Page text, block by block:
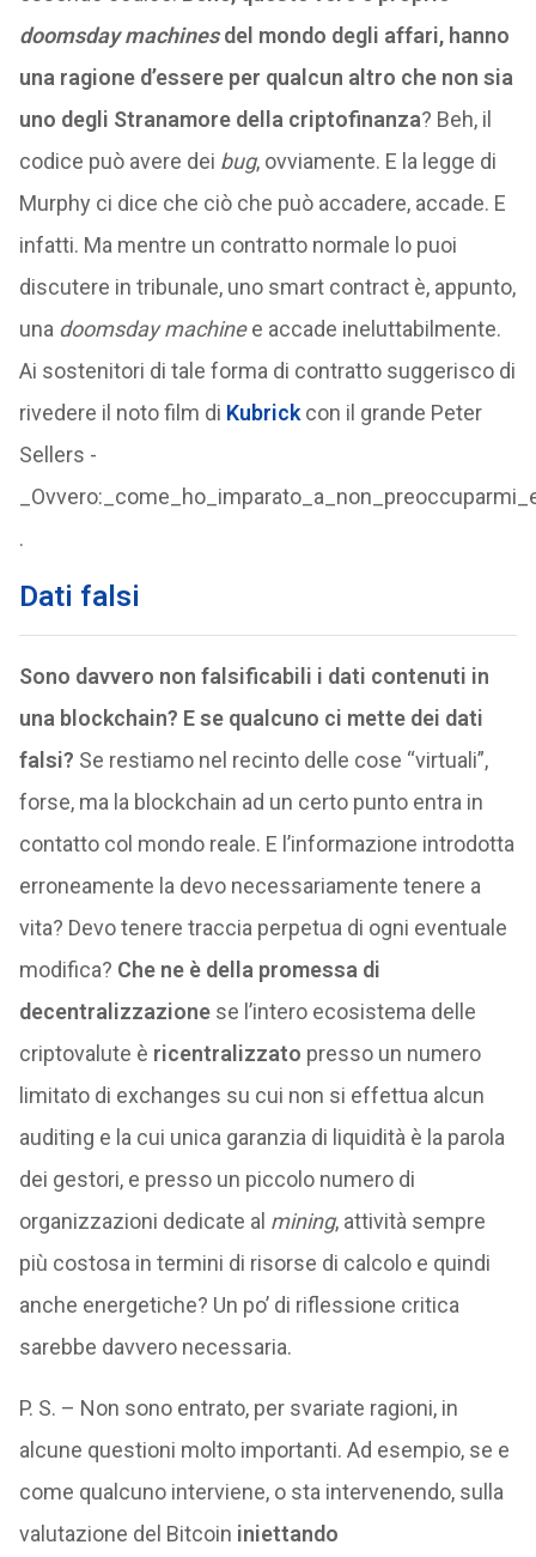
doomsday machinesdel mondo degli affari, hanno
una ragione d’essere per qualcun altro che non sia
uno degli Stranamore della criptofinanza? Beh, il
codice può avere dei bug, ovviamente. E la legge di
Murphy ci dice che ciò che può accadere, accade. E
infatti. Ma mentre un contratto normale lo puoi
discutere in tribunale, uno smart contract è, appunto,
una doomsday machinee accade ineluttabilmente.
Ai sostenitori di tale forma di contratto suggerisco di
rivedere il noto film di Kubrickcon il grande Peter
Sellers -
.
Dati falsi
Sono davvero non falsificabili i dati contenuti in
una blockchain? E se qualcuno ci mette dei dati
falsi? Se restiamo nel recinto delle cose “virtuali”,
forse, ma la blockchain ad un certo punto entra in
contatto col mondo reale. E l’informazione introdotta
erroneamente la devo necessariamente tenere a
vita? Devo tenere traccia perpetua di ogni eventuale
modifica? Che ne è della promessa di
decentralizzazionese l’intero ecosistema delle
criptovalute è ricentralizzato presso un numero
limitato di exchanges su cui non si effettua alcun
auditing e la cui unica garanzia di liquidità è la parola
dei gestori, e presso un piccolo numero di
organizzazioni dedicate al mining, attività sempre
più costosa in termini di risorse di calcolo e quindi
anche energetiche? Un po’ di riflessione critica
sarebbe davvero necessaria.
P. S. – Non sono entrato, per svariate ragioni, in
alcune questioni molto importanti. Ad esempio, se e
come qualcuno interviene, o sta intervenendo, sulla
valutazione del Bitcoin iniettando